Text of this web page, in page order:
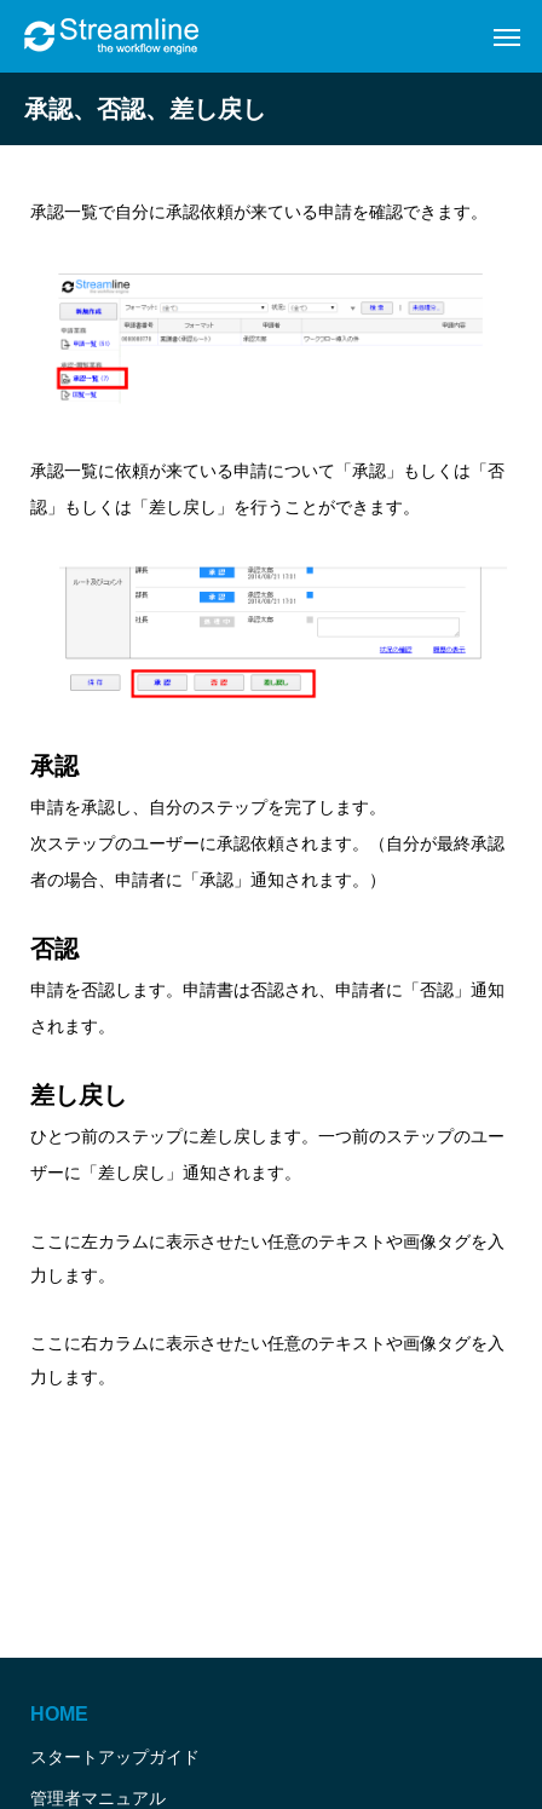
承認、否認、差し戻し
承認一覧で自分に承認依頼が来ている申請を確認できます。
承認一覧に依頼が来ている申請について「承認」もしくは「否
認」もしくは「差し戻し」を行うことができます。
承認
申請を承認し、自分のステップを完了します。
次ステップのユーザーに承認依頼されます。（自分が最終承認
者の場合、申請者に「承認」通知されます。）
否認
申請を否認します。申請書は否認され、申請者に「否認」通知
されます。
差し戻し
ひとつ前のステップに差し戻します。一つ前のステップのユー
ザーに「差し戻し」通知されます。
ここに左カラムに表示させたい任意のテキストや画像タグを入
力します。
ここに右カラムに表示させたい任意のテキストや画像タグを入
力します。
HOME
スタートアップガイド
管理者マニュアル